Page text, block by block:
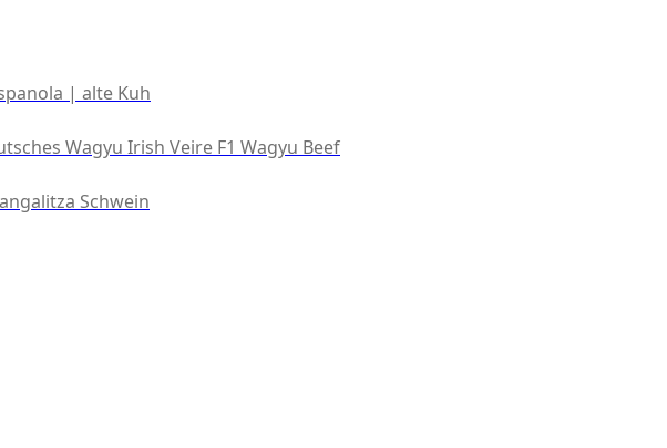
| alte Kuh
Wagyu Irish Veire F1 Wagyu Beef
Schwein